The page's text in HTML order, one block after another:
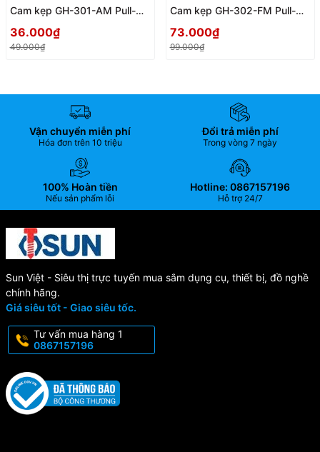
Cam kẹp GH-301-AM Pull-
36.000₫
49.000₫
Cam kẹp GH-302-FM Pull-
73.000₫
99.000₫
Vận chuyển miễn phí
Hóa đơn trên 10 triệu
Đổi trả miễn phí
Trong vòng 7 ngày
100% Hoàn tiền
Nếu sản phẩm lỗi
Hotline: 0867157196
Hỗ trợ 24/7
Sun Việt - Siêu thị trực tuyến mua sắm dụng cụ, thiết bị, đồ nghề
chính hãng.
Giá siêu tốt - Giao siêu tốc.
Tư vấn mua hàng 1
0867157196